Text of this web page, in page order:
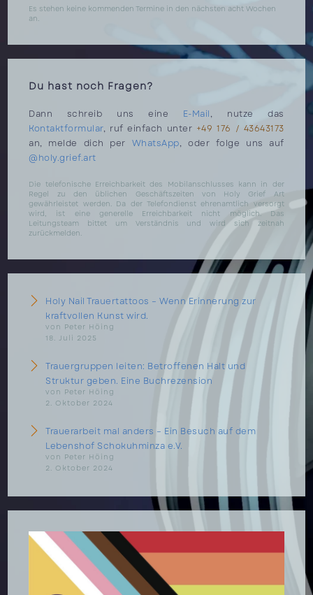
ZUR
KRAFTVOLLEN
Es stehen keine kommenden Termine in den nächsten acht Wochen
an.
Du hast noch Fragen?
Dann schreib uns eine E-Mail, nutze das
Kontaktformular, ruf einfach unter +49 176 / 43643173
an, melde dich per WhatsApp, oder folge uns auf
@holy.grief.art
Die telefonische Erreichbarkeit des Mobilanschlusses kann in der
Regel zu den üblichen Geschäftszeiten von Holy Grief Art
gewährleistet werden. Da der Telefondienst ehrenamtlich versorgt
wird, ist eine generelle Erreichbarkeit nicht möglich. Das
Leitungsteam bittet um Verständnis und wird sich zeitnah
zurückmelden.
Holy Nail Trauertattoos – Wenn Erinnerung zur
kraftvollen Kunst wird.
von Peter Höing
18. Juli 2025
Trauergruppen leiten: Betroffenen Halt und
Struktur geben. Eine Buchrezension
von Peter Höing
2. Oktober 2024
Trauerarbeit mal anders – Ein Besuch auf dem
Lebenshof Schokuhminza e.V.
von Peter Höing
2. Oktober 2024